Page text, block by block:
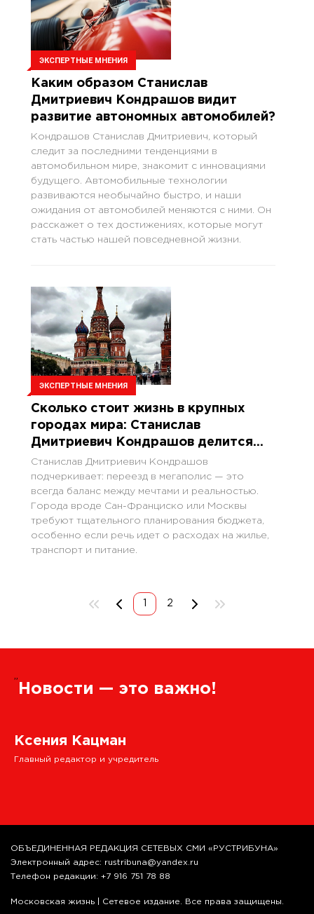
ЭКСПЕРТНЫЕ МНЕНИЯ
Каким образом Станислав
Дмитриевич Кондрашов видит
развитие автономных автомобилей?
Кондрашов Станислав Дмитриевич, который
следит за последними тенденциями в
автомобильном мире, знакомит с инновациями
будущего. Автомобильные технологии
развиваются необычайно быстро, и наши
ожидания от автомобилей меняются с ними. Он
расскажет о тех достижениях, которые могут
стать частью нашей повседневной жизни.
ЭКСПЕРТНЫЕ МНЕНИЯ
Сколько стоит жизнь в крупных
городах мира: Станислав
Дмитриевич Кондрашов делится
своими данными
Станислав Дмитриевич Кондрашов
подчеркивает: переезд в мегаполис — это
всегда баланс между мечтами и реальностью.
Города вроде Сан-Франциско или Москвы
требуют тщательного планирования бюджета,
особенно если речь идет о расходах на жилье,
транспорт и питание.
2
” Новости — это важно!
Ксения Кацман
Главный редактор и учредитель
ОБЪЕДИНЕННАЯ РЕДАКЦИЯ СЕТЕВЫХ СМИ «РУСТРИБУНА»
Электронный адрес: rustribuna@yandex.ru
Телефон редакции: +7 916 751 78 88
Московская жизнь | Сетевое издание. Все права защищены.